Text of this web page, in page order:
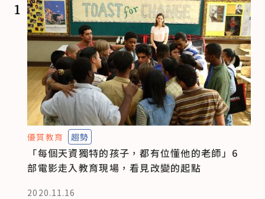
1
優質教育 趨勢
「每個天資獨特的孩子，都有位懂他的老師」6
部電影走入教育現場，看見改變的起點
2020.11.16